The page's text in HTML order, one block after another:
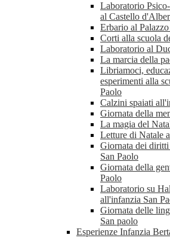
Laboratorio
al Castello
Erbario al
Corti alla scuola
Laboratorio al
La marcia della
Libriamoci,
esperimenti alla
Paolo
Calzini spaiati
Giornata della
La magia del
Letture di Natale
Giornata dei
San Paolo
Giornata della
Paolo
Laboratorio su
all'infanzia San
Giornata delle
San paolo
Esperienze Infanzia